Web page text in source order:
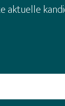
aktuelle